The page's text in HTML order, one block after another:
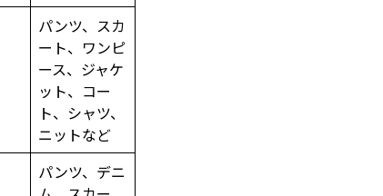
パンツ、スカ
ート、ワンピ
ース、ジャケ
ット、コー
ト、シャツ、
ニットなど
パンツ、デニ